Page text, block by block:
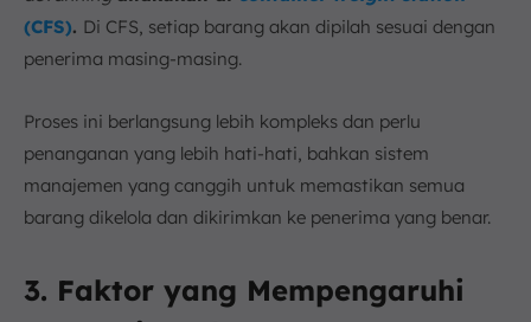
(CFS). Di CFS, setiap barang akan dipilah sesuai dengan
penerima masing-masing.
Proses ini berlangsung lebih kompleks dan perlu
penanganan yang lebih hati-hati, bahkan sistem
manajemen yang canggih untuk memastikan semua
barang dikelola dan dikirimkan ke penerima yang benar.
3. Faktor yang Mempengaruhi